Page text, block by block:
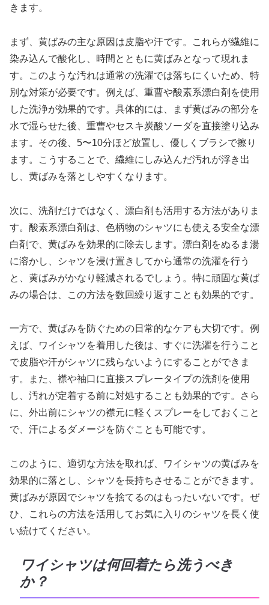
きます。
まず、黄ばみの主な原因は皮脂や汗です。これらが繊維に
染み込んで酸化し、時間とともに黄ばみとなって現れま
す。このような汚れは通常の洗濯では落ちにくいため、特
別な対策が必要です。例えば、重曹や酸素系漂白剤を使用
した洗浄が効果的です。具体的には、まず黄ばみの部分を
水で湿らせた後、重曹やセスキ炭酸ソーダを直接塗り込み
ます。その後、5〜10分ほど放置し、優しくブラシで擦り
ます。こうすることで、繊維にしみ込んだ汚れが浮き出
し、黄ばみを落としやすくなります。
次に、洗剤だけではなく、漂白剤も活用する方法がありま
す。酸素系漂白剤は、色柄物のシャツにも使える安全な漂
白剤で、黄ばみを効果的に除去します。漂白剤をぬるま湯
に溶かし、シャツを浸け置きしてから通常の洗濯を行う
と、黄ばみがかなり軽減されるでしょう。特に頑固な黄ば
みの場合は、この方法を数回繰り返すことも効果的です。
一方で、黄ばみを防ぐための日常的なケアも大切です。例
えば、ワイシャツを着用した後は、すぐに洗濯を行うこと
で皮脂や汗がシャツに残らないようにすることができま
す。また、襟や袖口に直接スプレータイプの洗剤を使用
し、汚れが定着する前に対処することも効果的です。さら
に、外出前にシャツの襟元に軽くスプレーをしておくこと
で、汗によるダメージを防ぐことも可能です。
このように、適切な方法を取れば、ワイシャツの黄ばみを
効果的に落とし、シャツを長持ちさせることができます。
黄ばみが原因でシャツを捨てるのはもったいないです。ぜ
ひ、これらの方法を活用してお気に入りのシャツを長く使
い続けてください。
ワイシャツは何回着たら洗うべき
か？